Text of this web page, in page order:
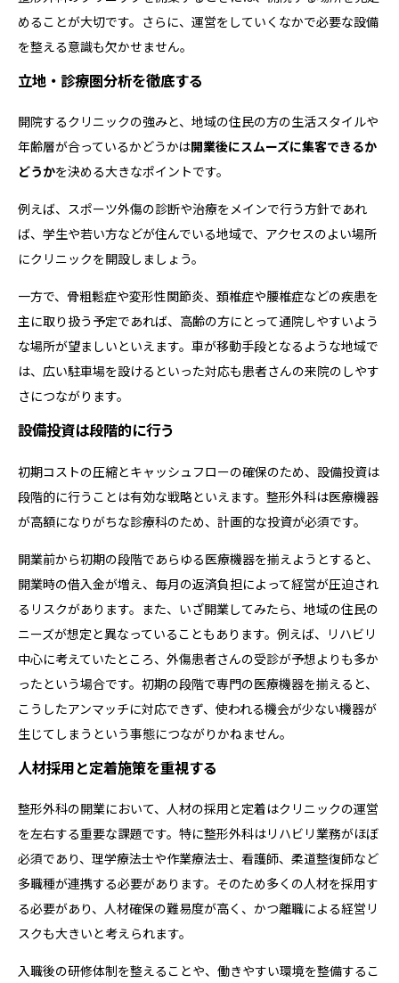
めることが大切です。さらに、運営をしていくなかで必要な設備
を整える意識も欠かせません。
立地・診療圏分析を徹底する
開院するクリニックの強みと、地域の住民の方の生活スタイルや
年齢層が合っているかどうかは開業後にスムーズに集客できるか
どうかを決める大きなポイントです。
例えば、スポーツ外傷の診断や治療をメインで行う方針であれ
ば、学生や若い方などが住んでいる地域で、アクセスのよい場所
にクリニックを開設しましょう。
一方で、骨粗鬆症や変形性関節炎、頚椎症や腰椎症などの疾患を
主に取り扱う予定であれば、高齢の方にとって通院しやすいよう
な場所が望ましいといえます。車が移動手段となるような地域で
は、広い駐車場を設けるといった対応も患者さんの来院のしやす
さにつながります。
設備投資は段階的に行う
初期コストの圧縮とキャッシュフローの確保のため、設備投資は
段階的に行うことは有効な戦略といえます。整形外科は医療機器
が高額になりがちな診療科のため、計画的な投資が必須です。
開業前から初期の段階であらゆる医療機器を揃えようとすると、
開業時の借入金が増え、毎月の返済負担によって経営が圧迫され
るリスクがあります。また、いざ開業してみたら、地域の住民の
ニーズが想定と異なっていることもあります。例えば、リハビリ
中心に考えていたところ、外傷患者さんの受診が予想よりも多か
ったという場合です。初期の段階で専門の医療機器を揃えると、
こうしたアンマッチに対応できず、使われる機会が少ない機器が
生じてしまうという事態につながりかねません。
人材採用と定着施策を重視する
整形外科の開業において、人材の採用と定着はクリニックの運営
を左右する重要な課題です。特に整形外科はリハビリ業務がほぼ
必須であり、理学療法士や作業療法士、看護師、柔道整復師など
多職種が連携する必要があります。そのため多くの人材を採用す
る必要があり、人材確保の難易度が高く、かつ離職による経営リ
スクも大きいと考えられます。
入職後の研修体制を整えることや、働きやすい環境を整備するこ